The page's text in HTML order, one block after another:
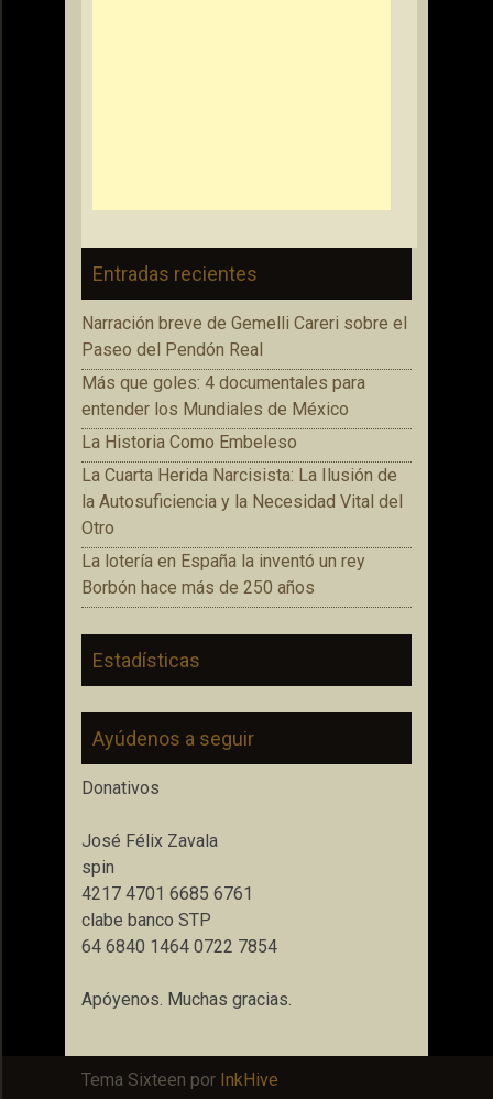
Entradas recientes
Narración breve de Gemelli Careri sobre el
Paseo del Pendón Real
Más que goles: 4 documentales para
entender los Mundiales de México
La Historia Como Embeleso
La Cuarta Herida Narcisista: La Ilusión de
la Autosuficiencia y la Necesidad Vital del
Otro
La lotería en España la inventó un rey
Borbón hace más de 250 años
Estadísticas
Ayúdenos a seguir
Donativos
José Félix Zavala
spin
4217 4701 6685 6761
clabe banco STP
64 6840 1464 0722 7854
Apóyenos. Muchas gracias.
Tema Sixteen por InkHive